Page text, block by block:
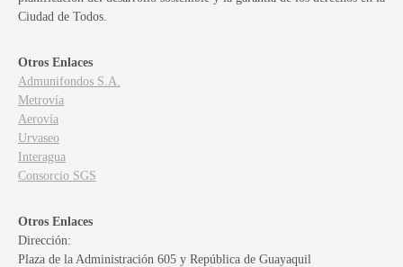
Ciudad de Todos.
Otros Enlaces
Admunifondos S.A.
Metrovía
Aerovía
Urvaseo
Interagua
Consorcio SGS
Otros Enlaces
Dirección:
Plaza de la Administración 605 y República de Guayaquil